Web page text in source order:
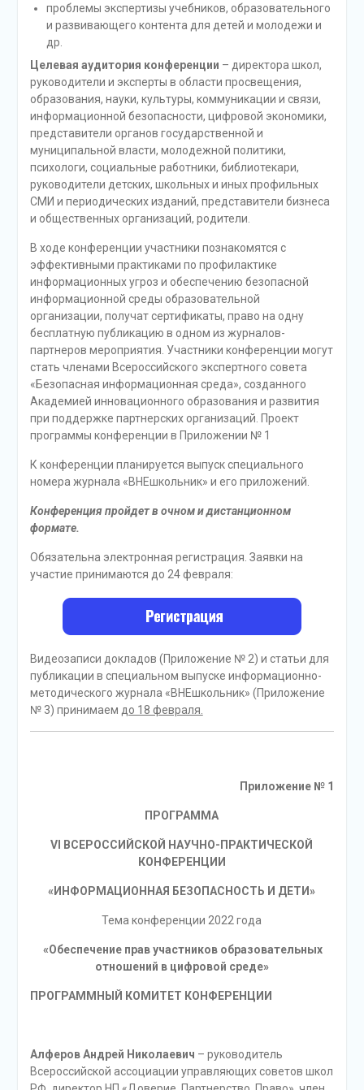
проблемы экспертизы учебников, образовательного
и развивающего контента для детей и молодежи и
др.
Целевая аудитория конференции – директора школ,
руководители и эксперты в области просвещения,
образования, науки, культуры, коммуникации и связи,
информационной безопасности, цифровой экономики,
представители органов государственной и
муниципальной власти, молодежной политики,
психологи, социальные работники, библиотекари,
руководители детских, школьных и иных профильных
СМИ и периодических изданий, представители бизнеса
и общественных организаций, родители.
В ходе конференции участники познакомятся с
эффективными практиками по профилактике
информационных угроз и обеспечению безопасной
информационной среды образовательной
организации, получат сертификаты, право на одну
бесплатную публикацию в одном из журналов-
партнеров мероприятия. Участники конференции могут
стать членами Всероссийского экспертного совета
«Безопасная информационная среда», созданного
Академией инновационного образования и развития
при поддержке партнерских организаций. Проект
программы конференции в Приложении № 1
К конференции планируется выпуск специального
номера журнала «ВНЕшкольник» и его приложений.
Конференция пройдет в очном и дистанционном
формате.
Обязательна электронная регистрация. Заявки на
участие принимаются до 24 февраля:
Видеозаписи докладов (Приложение № 2) и статьи для
публикации в специальном выпуске информационно-
методического журнала «ВНЕшкольник» (Приложение
№ 3) принимаем до 18 февраля.
Приложение № 1
ПРОГРАММА
VI
ВСЕРОССИЙСКОЙ НАУЧНО-ПРАКТИЧЕСКОЙ
КОНФЕРЕНЦИИ
«ИНФОРМАЦИОННАЯ БЕЗОПАСНОСТЬ И ДЕТИ»
Тема конференции 2022 года
«Обеспечение прав участников образовательных
отношений в цифровой среде»
ПРОГРАММНЫЙ КОМИТЕТ КОНФЕРЕНЦИИ
Алферов Андрей Николаевич – руководитель
Всероссийской ассоциации управляющих советов школ